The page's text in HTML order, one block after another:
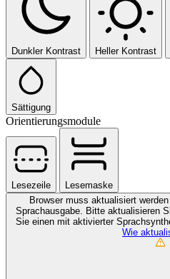
Dunkler Kontrast Heller Kontrast
Sättigung
Orientierungsmodule
Lesezeile
Lesemaske
Browser muss aktualisiert werden
Sprachausgabe. Bitte aktualisieren
Sie einen mit aktivierter
Wie